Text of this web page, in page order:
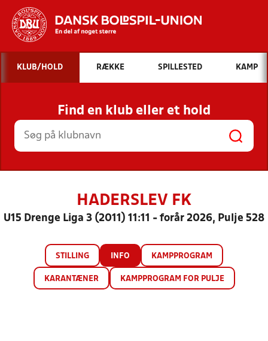
Hvad vil du søge efter?
INDHOLD OG NYHEDER
STILLINGER, RESULTATER, KLUBBER OG
HOLD
KLUB/HOLD RÆKKE SPILLESTED KAMP
Find en klub eller et hold
HADERSLEV FK
U15 Drenge Liga 3 (2011) 11:11 - forår 2026, Pulje 528
STILLING INFO KAMPPROGRAM
KARANTÆNER KAMPPROGRAM FOR PULJE